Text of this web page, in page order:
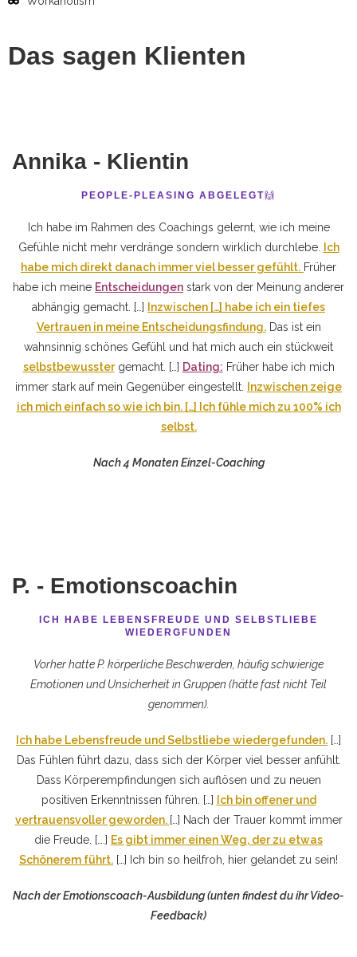
Das sagen Klienten
Annika - Klientin
PEOPLE-PLEASING ABGELEGT 🙌
Ich habe im Rahmen des Coachings gelernt, wie ich meine
Gefühle nicht mehr verdränge sondern wirklich durchlebe.
Ich
habe mich direkt danach immer viel besser gefühlt. Früher
habe ich meine Entscheidungen stark von der Meinung anderer
abhängig gemacht. […]
Inzwischen […] habe ich ein tiefes
Vertrauen in meine Entscheidungsfindung.Das ist ein
wahnsinnig schönes Gefühl und hat mich auch ein stückweit
selbstbewusstergemacht. […] Dating: Früher habe ich mich
immer stark auf mein Gegenüber eingestellt.
Inzwischen zeige
ich mich einfach so wie ich bin. […] Ich fühle mich zu 100% ich
selbst.
Nach 4 Monaten Einzel-Coaching
P. - Emotionscoachin
ICH HABE LEBENSFREUDE UND SELBSTLIEBE
WIEDERGFUNDEN
Vorher hatte P. körperliche Beschwerden, häufig schwierige
Emotionen und Unsicherheit in Gruppen (hätte fast nicht Teil
genommen).
Ich habe Lebensfreude und Selbstliebe wiedergefunden. […]
Das Fühlen führt dazu, dass sich der Körper viel besser anfühlt.
Dass Körperempfindungen sich auflösen und zu neuen
positiven Erkenntnissen führen. […]
Ich bin offener und
vertrauensvoller geworden. […] Nach der Trauer kommt immer
die Freude. [….] Es gibt immer einen Weg, der zu etwas
Schönerem führt. […] Ich bin so heilfroh, hier gelandet zu sein!
Nach der Emotionscoach-Ausbildung (unten findest du ihr Video-
Feedback)